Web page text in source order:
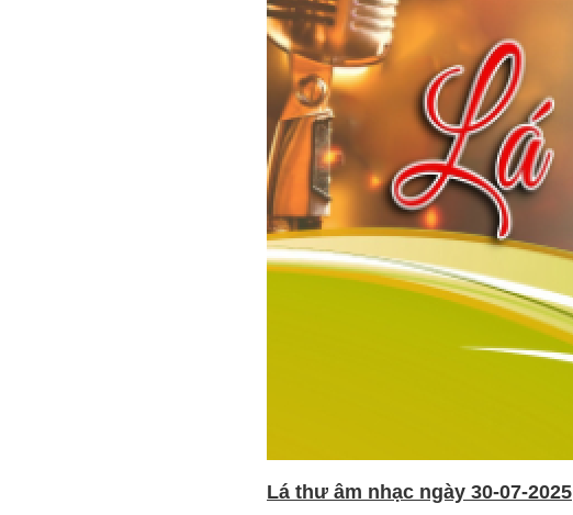
Lá thư âm nhạc ngày 30-07-2025